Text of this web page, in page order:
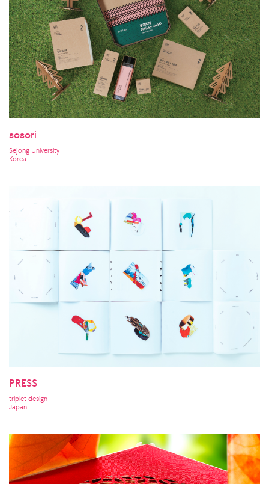
sosori
Sejong University
Korea
PRESS
triplet design
Japan